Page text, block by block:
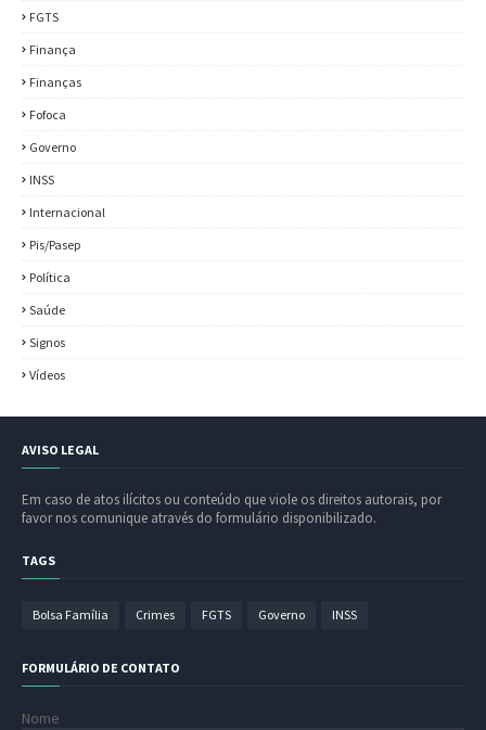
FGTS
Finança
Finanças
Fofoca
Governo
INSS
Internacional
Pis/Pasep
Política
Saúde
Signos
Vídeos
AVISO LEGAL
Em caso de atos ilícitos ou conteúdo que viole os direitos autorais, por
favor nos comunique através do formulário disponibilizado.
TAGS
Bolsa Família Crimes FGTS Governo INSS
FORMULÁRIO DE CONTATO
Nome